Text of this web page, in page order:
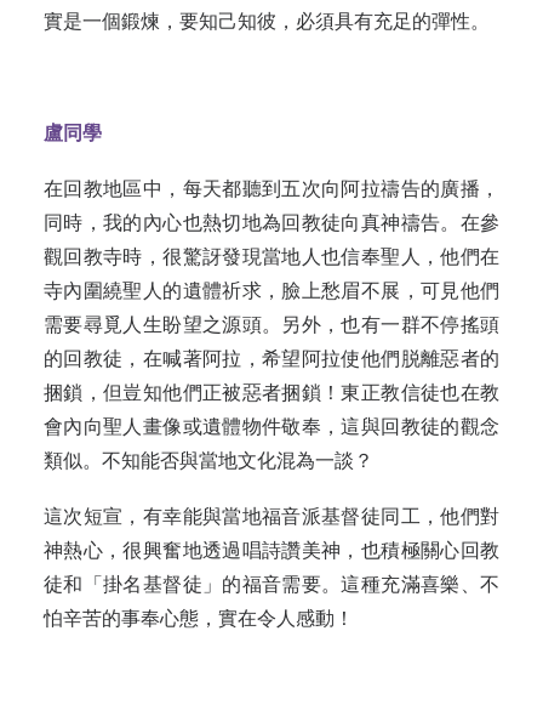
實是一個鍛煉，要知己知彼，必須具有充足的彈性。
盧同學
在回教地區中，每天都聽到五次向阿拉禱告的廣播，
同時，我的內心也熱切地為回教徒向真神禱告。在參
觀回教寺時，很驚訝發現當地人也信奉聖人，他們在
寺內圍繞聖人的遺體祈求，臉上愁眉不展，可見他們
需要尋覓人生盼望之源頭。另外，也有一群不停搖頭
的回教徒，在喊著阿拉，希望阿拉使他們脱離惡者的
捆鎖，但豈知他們正被惡者捆鎖！東正教信徒也在教
會內向聖人畫像或遺體物件敬奉，這與回教徒的觀念
類似。不知能否與當地文化混為一談？
這次短宣，有幸能與當地福音派基督徒同工，他們對
神熱心，很興奮地透過唱詩讚美神，也積極關心回教
徒和「掛名基督徒」的福音需要。這種充滿喜樂、不
怕辛苦的事奉心態，實在令人感動！